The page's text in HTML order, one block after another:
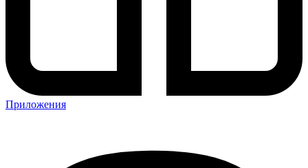
Приложения